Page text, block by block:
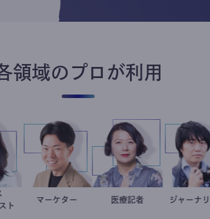
領域のプロが利用
井出留美
食品ロス
ーナリスト
室谷良平
マーケター 岩永直子
医療記者 ジ